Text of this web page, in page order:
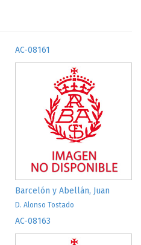
AC-08161
Barcelón y Abellán, Juan
D. Alonso Tostado
AC-08163